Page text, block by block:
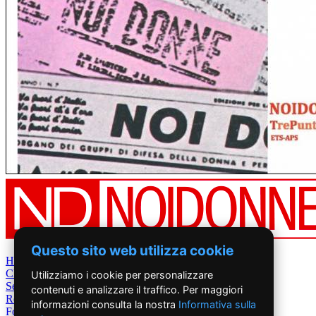
Home
Chi Siamo
Settimanale
Rete News
Foto&Video
Questo sito web utilizza cookie
Utilizziamo i cookie per personalizzare
contenuti e analizzare il traffico. Per maggiori
informazioni consulta la nostra Informativa sulla